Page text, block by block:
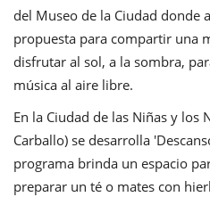
del Museo de la Ciudad donde
propuesta para compartir una
disfrutar al sol, a la sombra,
música al aire libre.
En la Ciudad de las Niñas y los
Carballo) se desarrolla
programa brinda un espacio
preparar un té o mates con